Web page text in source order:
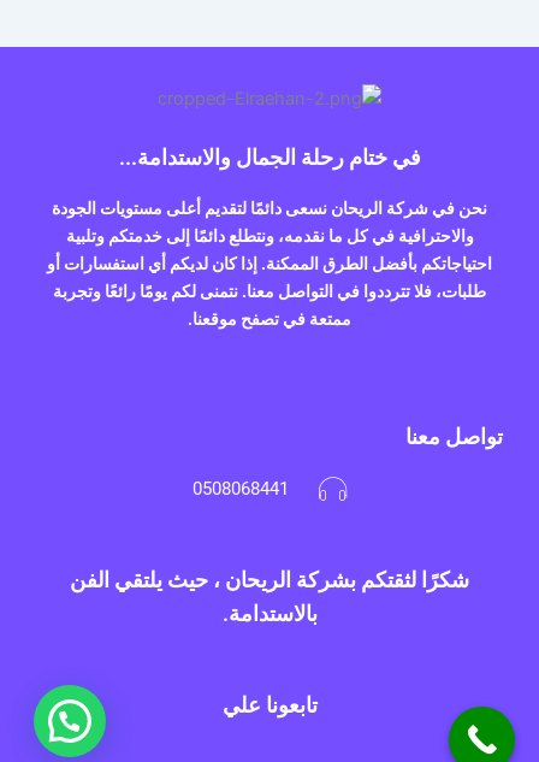
في ختام رحلة الجمال والاستدامة...
نحن في شركة الريحان نسعى دائمًا لتقديم أعلى مستويات الجودة
والاحترافية في كل ما نقدمه، ونتطلع دائمًا إلى خدمتكم وتلبية
احتياجاتكم بأفضل الطرق الممكنة. إذا كان لديكم أي استفسارات أو
طلبات، فلا تترددوا في التواصل معنا. نتمنى لكم يومًا رائعًا وتجربة
ممتعة في تصفح موقعنا.
تواصل معنا
0508068441
شكرًا لثقتكم بشركة الريحان ، حيث يلتقي الفن
بالاستدامة.
تابعونا علي